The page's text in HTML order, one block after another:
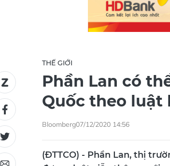
THẾ GIỚI
Phần Lan có
Quốc theo luật
Bloomberg07/12/2020 14:56
(ĐTTCO) - Phần Lan, thị